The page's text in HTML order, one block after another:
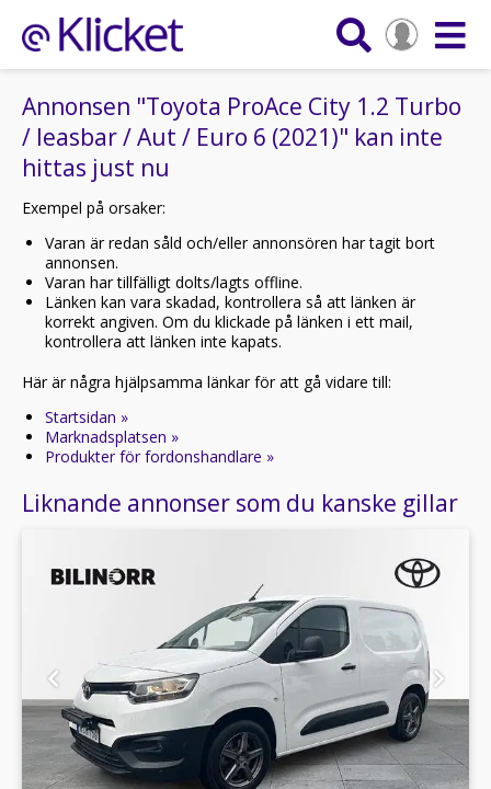
Annonsen "Toyota ProAce City 1.2 Turbo
/ leasbar / Aut / Euro 6 (2021)" kan inte
hittas just nu
Exempel på orsaker:
Varan är redan såld och/eller annonsören har tagit bort
annonsen.
Varan har tillfälligt dolts/lagts offline.
Länken kan vara skadad, kontrollera så att länken är
korrekt angiven. Om du klickade på länken i ett mail,
kontrollera att länken inte kapats.
Här är några hjälpsamma länkar för att gå vidare till:
Startsidan »
Marknadsplatsen »
Produkter för fordonshandlare »
Liknande annonser som du kanske gillar